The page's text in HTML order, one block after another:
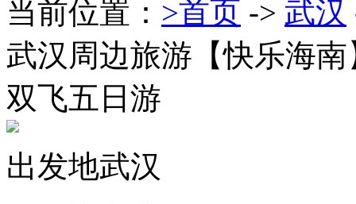
当前位置： >首页 -> 武汉
武汉周边旅游 【快乐海
双飞五日游
出发地武汉